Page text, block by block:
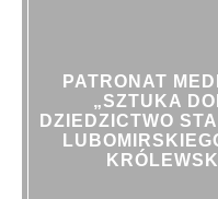
PATRONAT
„SZTUKA
DZIEDZICTWO